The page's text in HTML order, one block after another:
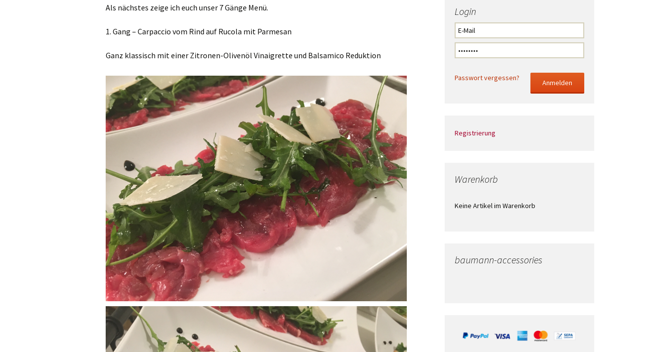
Halloween
Weihnachten
Silvester
Verschiedenes
Als nächstes zeige ich euch unser 7 Gänge Menü.
1. Gang – Carpaccio vom Rind auf Rucola mit Parmesan
Ganz klassisch mit einer Zitronen-Olivenöl Vinaigrette und Balsamico Reduktion
Login
Passwort vergessen?
Registrierung
Warenkorb
Keine Artikel im Warenkorb
baumann-accessories